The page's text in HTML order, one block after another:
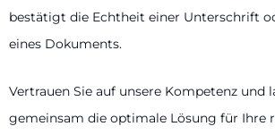
bestätigt die Echtheit einer Unterschrift
eines Dokuments.
Vertrauen Sie auf unsere Kompetenz und
gemeinsam die optimale Lösung für Ihre